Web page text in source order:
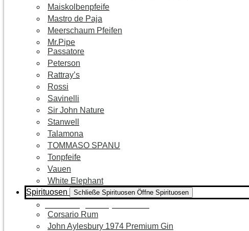
Maiskolbenpfeife
Mastro de Paja
Meerschaum Pfeifen
Mr.Pipe
Passatore
Peterson
Rattray’s
Rossi
Savinelli
Sir John Nature
Stanwell
Talamona
TOMMASO SPANU
Tonpfeife
Vauen
White Elephant
Spirituosen
Schließe Spirituosen Öffne Spirituosen
Corsario Rum
John Aylesbury 1974 Premium Gin